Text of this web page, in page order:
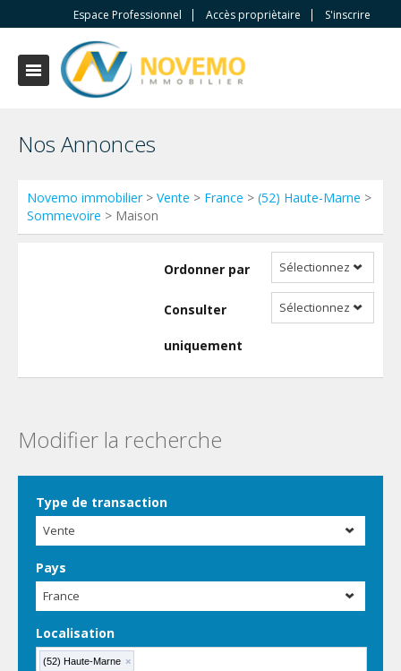
Espace Professionnel Accès propriètaire S'inscrire
Nos Annonces
Novemo immobilier> Vente > France > (52) Haute-Marne >
Sommevoire > Maison
Ordonner par Sélectionnez
Consulter
uniquement
Sélectionnez
Modifier la recherche
Type de transaction
Vente
Pays
France
Localisation
(52) Haute-Marne ×